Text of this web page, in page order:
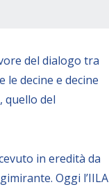
del dialogo tra
le decine e decine
quello del
in eredità da
Oggi l’IILA